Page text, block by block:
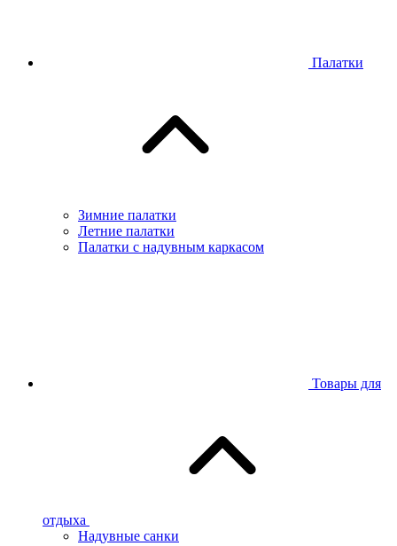
Палатки
Зимние палатки
Летние палатки
Палатки с надувным каркасом
Товары для
отдыха
Надувные санки